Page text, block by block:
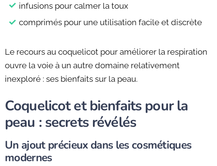
infusions pour calmer la toux
comprimés pour une utilisation facile et discrète
Le recours au coquelicot pour améliorer la respiration
ouvre la voie à un autre domaine relativement
inexploré : ses bienfaits sur la peau.
Coquelicot et bienfaits pour la
peau : secrets révélés
Un ajout précieux dans les cosmétiques
modernes